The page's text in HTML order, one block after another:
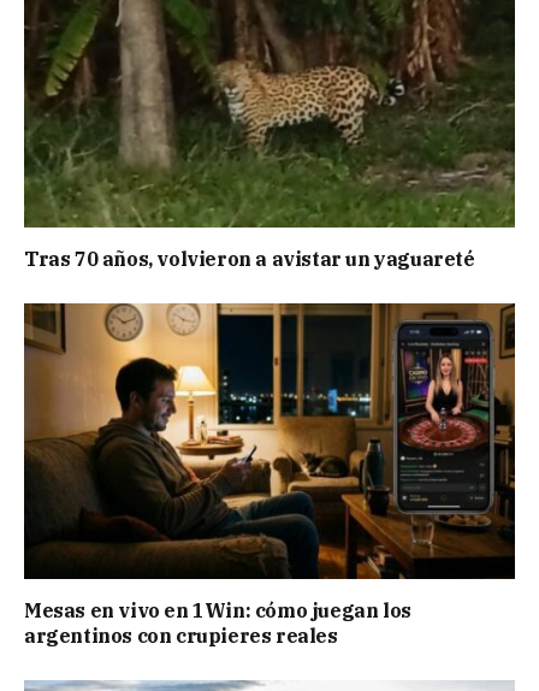
Tras 70 años, volvieron a avistar un yaguareté
Mesas en vivo en 1Win: cómo juegan los
argentinos con crupieres reales